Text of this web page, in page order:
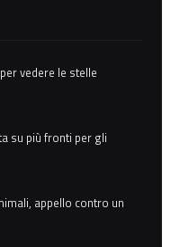
vedere le stelle
su più fronti per gli
appello contro un